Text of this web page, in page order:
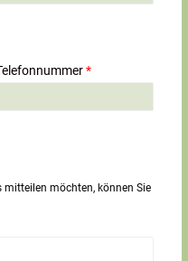
*
möchten, können Sie